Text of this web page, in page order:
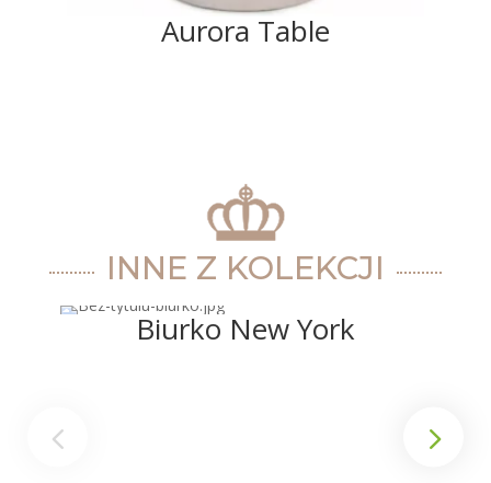
Aurora Table
INNE Z KOLEKCJI
Biurko New York